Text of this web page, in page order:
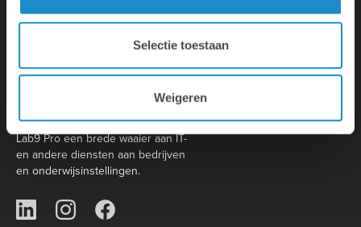
Selectie toestaan
Weigeren
Lab9 is de grootste Apple Premium
Partner met 31 winkels in België.
Daarnaast biedt het moederbedrijf
Lab9 Pro een brede waaier aan IT-
en andere diensten aan bedrijven
en onderwijsinstellingen.